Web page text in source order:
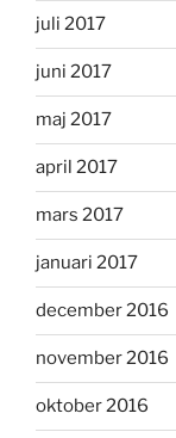
juli 2017
juni 2017
maj 2017
april 2017
mars 2017
januari 2017
december 2016
november 2016
oktober 2016